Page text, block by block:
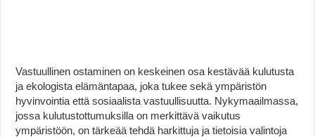
Vastuullinen ostaminen on keskeinen osa kestävää kulutusta
ja ekologista elämäntapaa, joka tukee sekä ympäristön
hyvinvointia että sosiaalista vastuullisuutta. Nykymaailmassa,
jossa kulutustottumuksilla on merkittävä vaikutus
ympäristöön, on tärkeää tehdä harkittuja ja tietoisia valintoja